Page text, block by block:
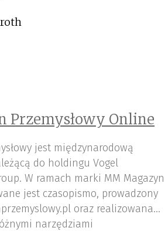
Przemysłowy Online
jest międzynarodową
do holdingu Vogel
W ramach marki MM Magazyn
jest czasopismo, prowadzony
oraz realizowana
narzędziami